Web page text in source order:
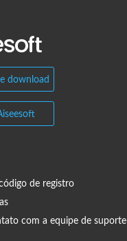
download
de registro
com a equipe de suporte